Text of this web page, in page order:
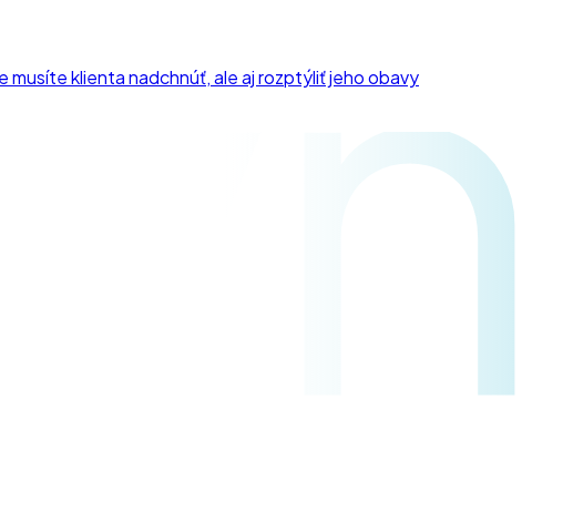
musíte klienta nadchnúť, ale aj rozptýliť jeho obavy